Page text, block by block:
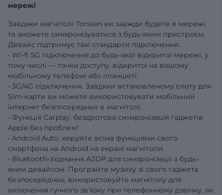
мережі
Завдяки магнітолі Torssen ви завжди будете в мережі
та зможете синхронізуватися з будь-яким пристроєм.
Девайс підтримує такі стандарти підключення:
• Wi-fi 5G підключення до будь-якої відкритої мережі, у
тому числі — точки доступу, відкритої на вашому
мобільному телефоні або планшеті.
• 3G/4G підключення. Завдяки встановленому слоту для
Sim-карти ви можете використовувати мобільний
інтернет безпосередньо в магнітолі.
• Функція Carplay: бездротова синхронізація гаджетів
Apple без проблем!
• Android Auto: керуйте всіма функціями свого
смартфона на Android на екрані магнітоли.
• Bluetooth-з'єднання A2DP для синхронізації з будь-
яким девайсом. Програйте музику зі свого гаджета
безпосередньо, використовуйте магнітолу для
включення гучного зв'язку при телефонному дзвінку, як